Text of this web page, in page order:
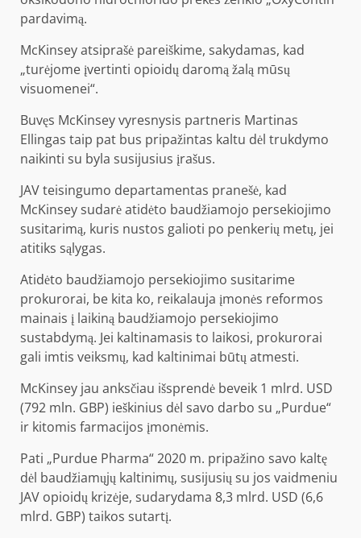
pardavimą.
McKinsey atsiprašė pareiškime, sakydamas, kad
„turėjome įvertinti opioidų daromą žalą mūsų
visuomenei“.
Buvęs McKinsey vyresnysis partneris Martinas
Ellingas taip pat bus pripažintas kaltu dėl trukdymo
naikinti su byla susijusius įrašus.
JAV teisingumo departamentas pranešė, kad
McKinsey sudarė atidėto baudžiamojo persekiojimo
susitarimą, kuris nustos galioti po penkerių metų, jei
atitiks sąlygas.
Atidėto baudžiamojo persekiojimo susitarime
prokurorai, be kita ko, reikalauja įmonės reformos
mainais į laikiną baudžiamojo persekiojimo
sustabdymą. Jei kaltinamasis to laikosi, prokurorai
gali imtis veiksmų, kad kaltinimai būtų atmesti.
McKinsey jau anksčiau išsprendė beveik 1 mlrd. USD
(792 mln. GBP) ieškinius dėl savo darbo su „Purdue“
ir kitomis farmacijos įmonėmis.
Pati „Purdue Pharma“ 2020 m. pripažino savo kaltę
dėl baudžiamųjų kaltinimų, susijusių su jos vaidmeniu
JAV opioidų krizėje, sudarydama 8,3 mlrd. USD (6,6
mlrd. GBP) taikos sutartį.